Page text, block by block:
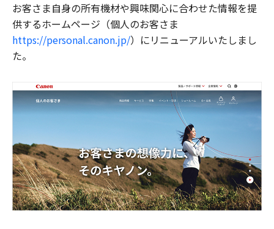
お客さま自身の所有機材や興味関心に合わせた情報を提
供するホームページ（個人のお客さま
https://personal.canon.jp/）にリニューアルいたしまし
た。